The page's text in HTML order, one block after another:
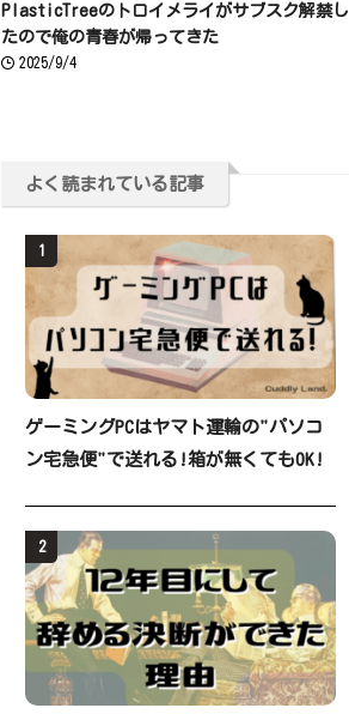
PlasticTreeのトロイメライがサブスク解禁し
たので俺の青春が帰ってきた
2025/9/4
よく読まれている記事
1
ゲーミングPCはヤマト運輸の"パソコ
ン宅急便"で送れる!箱が無くてもOK!
2